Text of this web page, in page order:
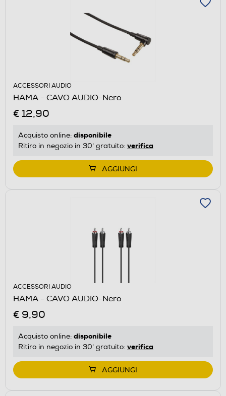
ACCESSORI AUDIO
HAMA - CAVO AUDIO-Nero
€ 12,90
Acquisto online: disponibile
Ritiro in negozio in 30' gratuito: verifica
AGGIUNGI
ACCESSORI AUDIO
HAMA - CAVO AUDIO-Nero
€ 9,90
Acquisto online: disponibile
Ritiro in negozio in 30' gratuito: verifica
AGGIUNGI